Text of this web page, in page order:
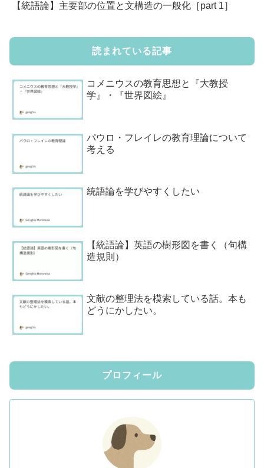
【統語論】主要部の位置と文構造の一般化［part 1］
読まれている記事
コメニウスの教育思想と『大教授
学』・『世界図絵』
パウロ・フレイレの教育理論について
考える
統語論を学びやすくしたい
【統語論】英語の樹形図を書く（句構
造規則）
文献の整理法を模索している話。本も
どうにかしたい。
プロフィール